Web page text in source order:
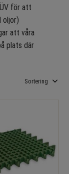
för att
oljor)
att våra
plats där